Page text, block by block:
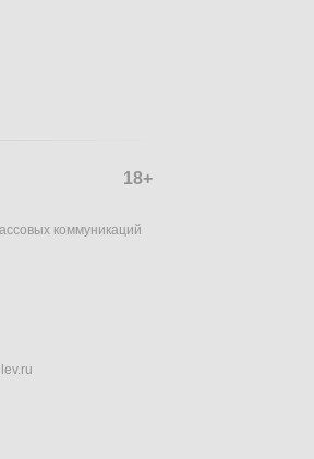
18+
коммуникаций